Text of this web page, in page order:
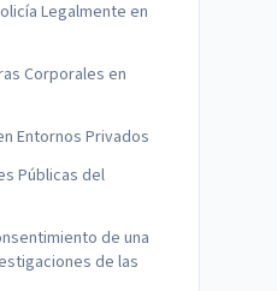
Legalmente en
Corporales en
Entornos Privados
Públicas del
de una
de las